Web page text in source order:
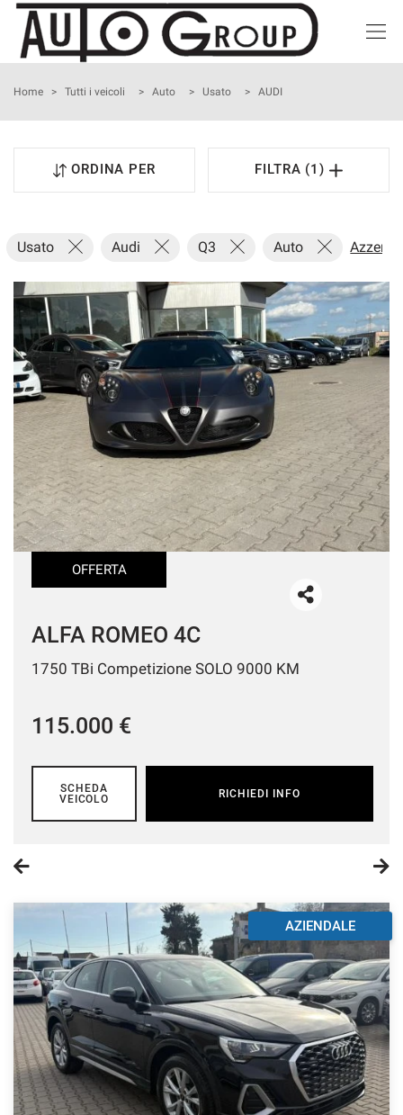
HOME
NOLEGGIO BREVE TERMINE
ASSISTENZA
I NOSTRI SERVIZI
CONTATTI
Home > Tutti i veicoli > Auto > Usato > AUDI
ORDINA PER FILTRA (1)
Usato Audi Q3 Auto Azzera
OFFERTA
ALFA ROMEO 4C
1750 TBi Competizione SOLO 9000 KM
115.000 €
SCHEDA
VEICOLO
RICHIEDI INFO
AZIENDALE